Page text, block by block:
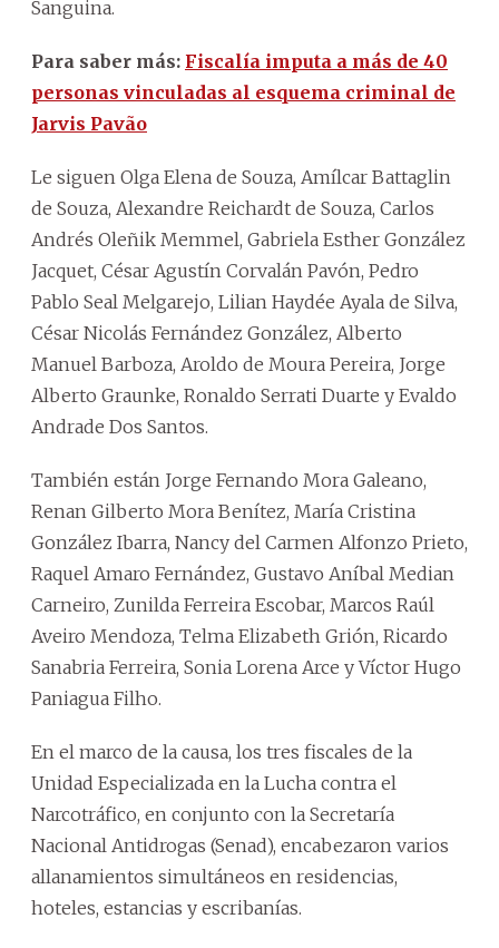
Sanguina.
Para saber más: Fiscalía imputa a más de 40
personas vinculadas al esquema criminal de
Jarvis Pavão
Le siguen Olga Elena de Souza, Amílcar Battaglin
de Souza, Alexandre Reichardt de Souza, Carlos
Andrés Oleñik Memmel, Gabriela Esther González
Jacquet, César Agustín Corvalán Pavón, Pedro
Pablo Seal Melgarejo, Lilian Haydée Ayala de Silva,
César Nicolás Fernández González, Alberto
Manuel Barboza, Aroldo de Moura Pereira, Jorge
Alberto Graunke, Ronaldo Serrati Duarte y Evaldo
Andrade Dos Santos.
También están Jorge Fernando Mora Galeano,
Renan Gilberto Mora Benítez, María Cristina
González Ibarra, Nancy del Carmen Alfonzo Prieto,
Raquel Amaro Fernández, Gustavo Aníbal Median
Carneiro, Zunilda Ferreira Escobar, Marcos Raúl
Aveiro Mendoza, Telma Elizabeth Grión, Ricardo
Sanabria Ferreira, Sonia Lorena Arce y Víctor Hugo
Paniagua Filho.
En el marco de la causa, los tres fiscales de la
Unidad Especializada en la Lucha contra el
Narcotráfico, en conjunto con la Secretaría
Nacional Antidrogas (Senad), encabezaron varios
allanamientos simultáneos en residencias,
hoteles, estancias y escribanías.